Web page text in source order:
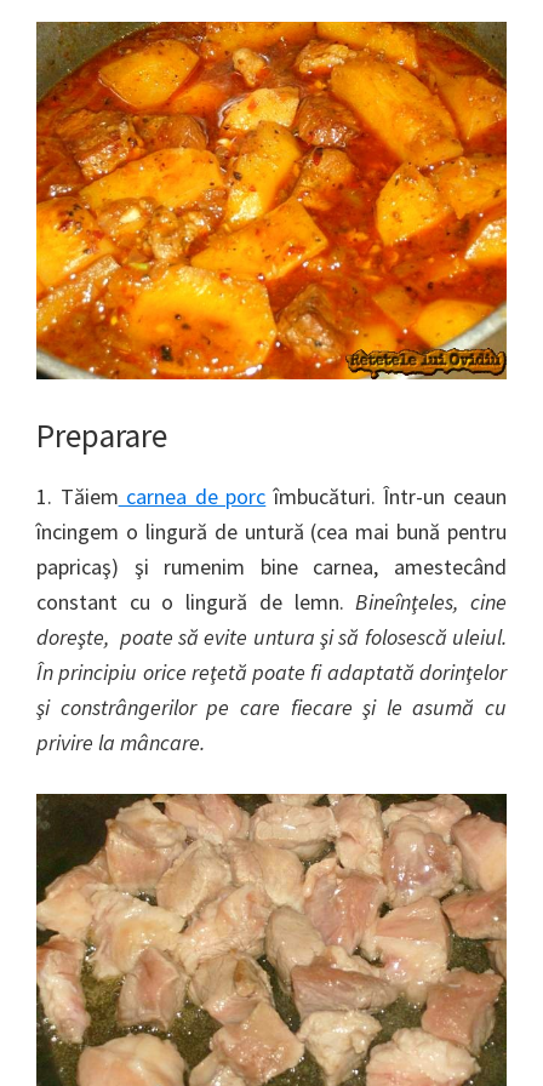
Preparare
1. Tăiem carnea de porc îmbucături. Într-un ceaun
încingem o lingură de untură (cea mai bună pentru
papricaş) şi rumenim bine carnea, amestecând
constant cu o lingură de lemn.Bineînţeles, cine
doreşte, poate să evite untura şi să folosescă uleiul.
În principiu orice reţetă poate fi adaptată dorinţelor
şi constrângerilor pe care fiecare şi le asumă cu
privire la mâncare.